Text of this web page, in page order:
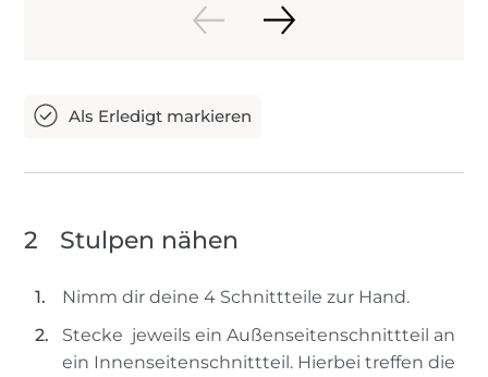
2 Stulpen nähen
Nimm dir deine 4 Schnittteile zur Hand.
Stecke jeweils ein Außenseitenschnittteil an
ein Innenseitenschnittteil. Hierbei treffen die